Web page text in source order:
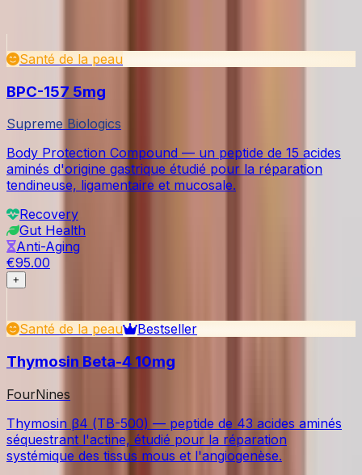
Santé de la peau
BPC-157 5mg
Supreme Biologics
Body Protection Compound — un peptide de 15 acides
aminés d'origine gastrique étudié pour la réparation
tendineuse, ligamentaire et mucosale.
Recovery
Gut Health
Anti-Aging
€95.00
+
Santé de la peau Bestseller
Thymosin Beta-4 10mg
FourNines
Thymosin β4 (TB-500) — peptide de 43 acides aminés
séquestrant l'actine, étudié pour la réparation
systémique des tissus mous et l'angiogenèse.